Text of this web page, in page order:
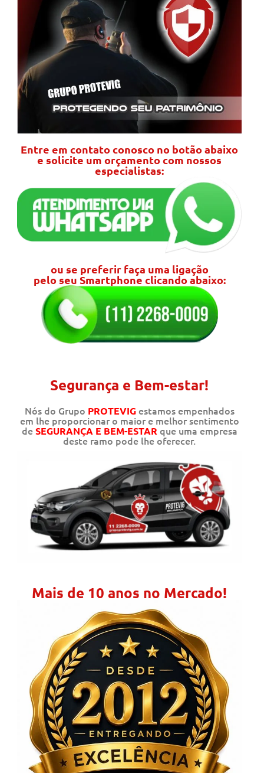
Entre em contato conosco no botão abaixo
e solicite um orçamento com nossos
especialistas:
ou se preferir faça uma ligação
pelo seu Smartphone clicando abaixo:
Segurança e Bem-estar!
Nós do Grupo PROTEVIGestamos empenhados
em lhe proporcionar o maior e melhor sentimento
deSEGURANÇA E BEM-ESTAR que uma empresa
deste ramo pode lhe oferecer.
Mais de 10 anos no Mercado!